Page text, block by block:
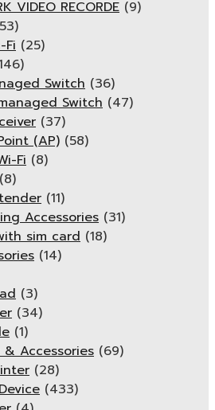
VIDEO RECORDE (9)
Fi (25)
Switch (36)
Switch (47)
(37)
(AP) (58)
Fi (8)
(8)
(11)
Accessories (31)
sim card (18)
(14)
(3)
(34)
(1)
& Accessories (69)
(28)
(433)